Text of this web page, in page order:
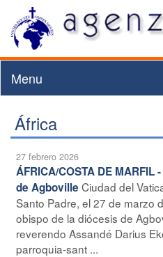
Menu
África
27 febrero 2026
ÁFRICA/COSTA DE
de Agboville Ciudad del
Santo Padre, el 27 de marzo
obispo de la diócesis de
reverendo Assandé Darius
parroquia-sant ...